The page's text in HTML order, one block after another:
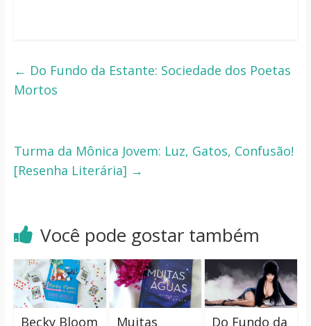
← Do Fundo da Estante: Sociedade dos Poetas
Mortos
Turma da Mônica Jovem: Luz, Gatos, Confusão!
[Resenha Literária] →
Você pode gostar também
Becky Bloom Muitas Do Fundo da